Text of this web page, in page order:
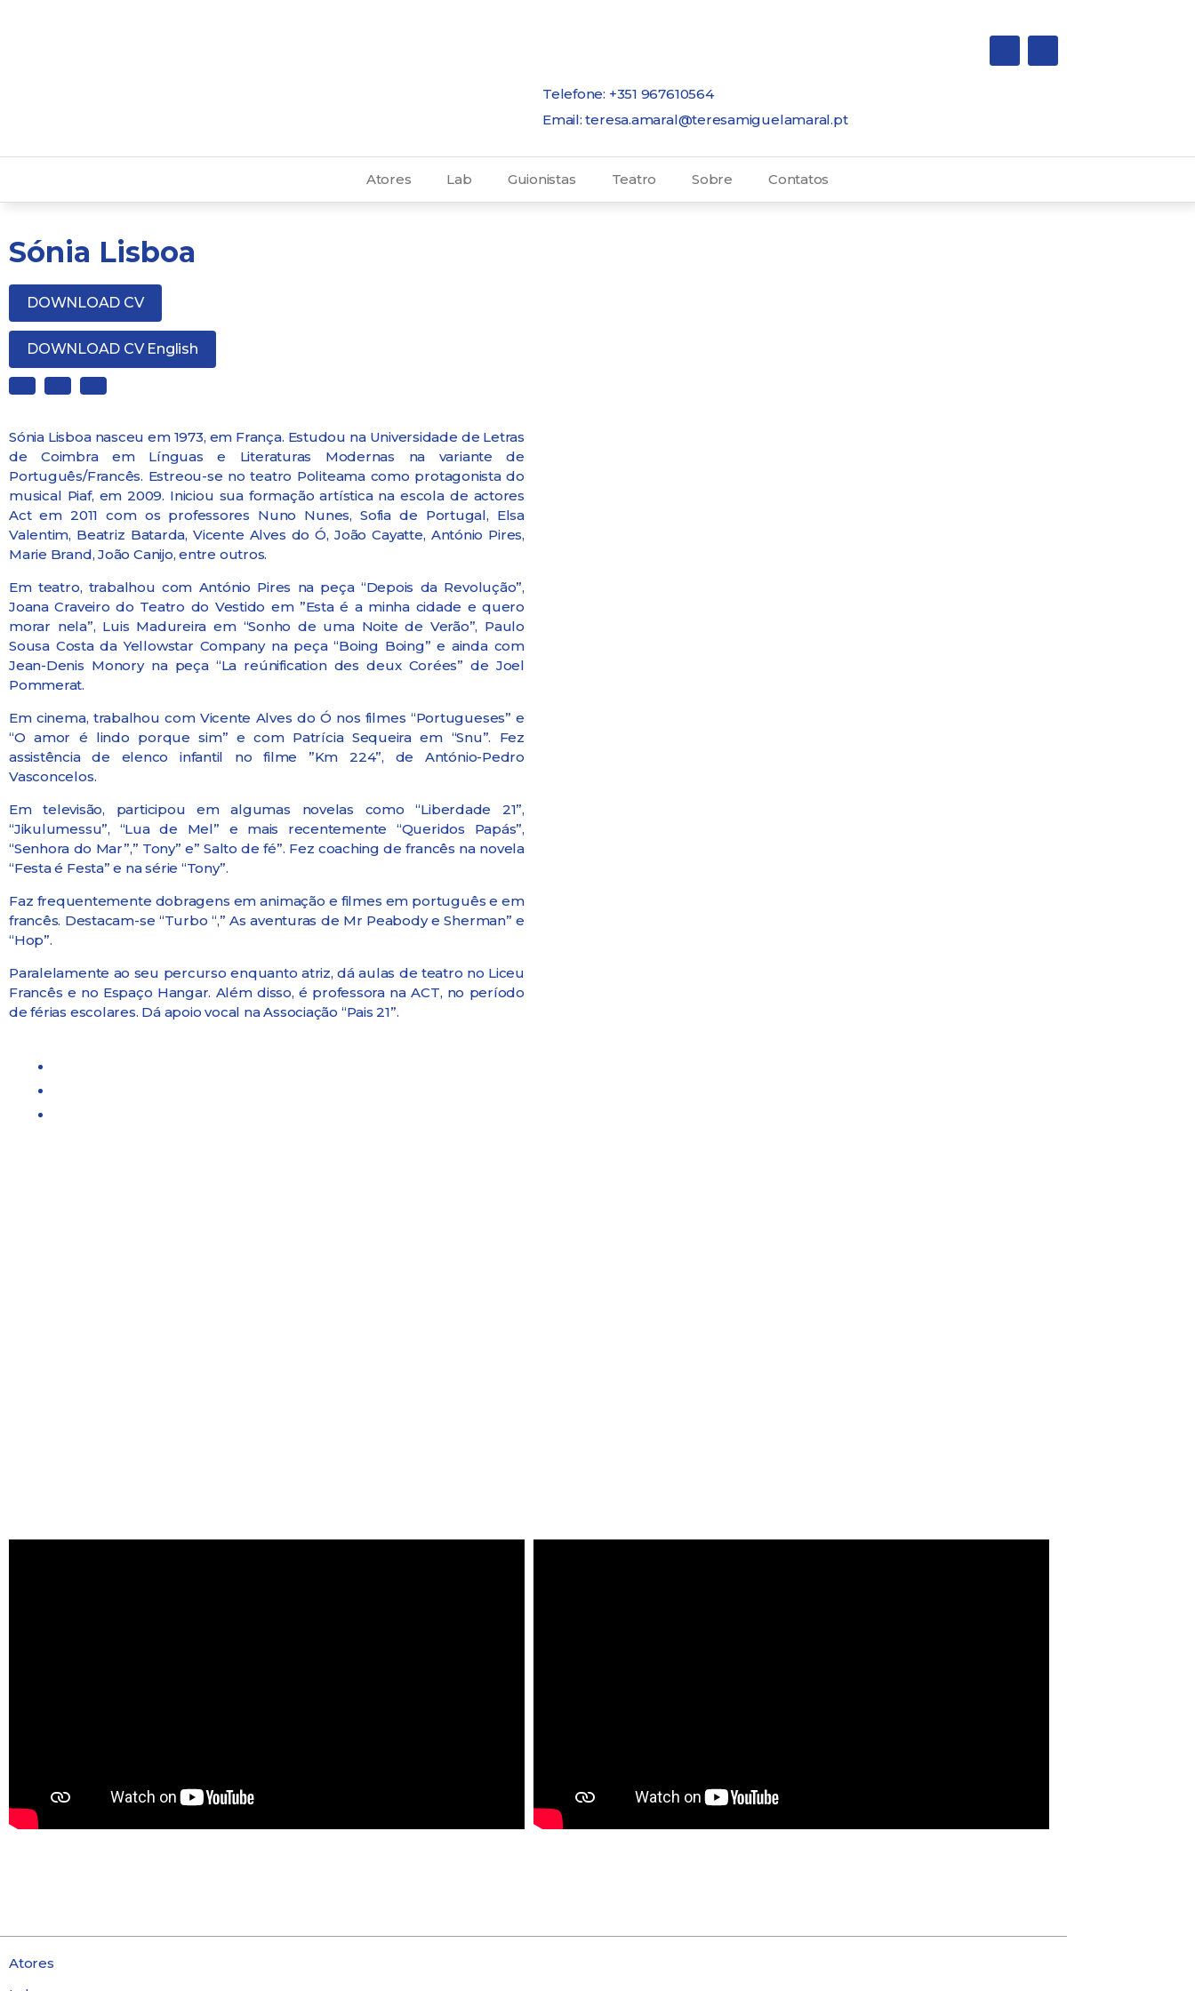
Telefone: +351 967610564
Email: teresa.amaral@teresamiguelamaral.pt
Atores Lab Guionistas Teatro Sobre Contatos
Sónia Lisboa
DOWNLOAD CV
DOWNLOAD CV English
Sónia Lisboa nasceu em 1973, em França. Estudou na Universidade de Letras
de Coimbra em Línguas e Literaturas Modernas na variante de
Português/Francês. Estreou-se no teatro Politeama como protagonista do
musical Piaf, em 2009. Iniciou sua formação artística na escola de actores
Act em 2011 com os professores Nuno Nunes, Sofia de Portugal, Elsa
Valentim, Beatriz Batarda, Vicente Alves do Ó, João Cayatte, António Pires,
Marie Brand, João Canijo, entre outros.
Em teatro, trabalhou com António Pires na peça “Depois da Revolução”,
Joana Craveiro do Teatro do Vestido em ”Esta é a minha cidade e quero
morar nela”, Luis Madureira em “Sonho de uma Noite de Verão”, Paulo
Sousa Costa da Yellowstar Company na peça “Boing Boing” e ainda com
Jean-Denis Monory na peça “La reúnification des deux Corées” de Joel
Pommerat.
Em cinema, trabalhou com Vicente Alves do Ó nos filmes “Portugueses” e
“O amor é lindo porque sim” e com Patrícia Sequeira em “Snu”. Fez
assistência de elenco infantil no filme ”Km 224”, de António-Pedro
Vasconcelos.
Em televisão, participou em algumas novelas como “Liberdade 21”,
“Jikulumessu”, “Lua de Mel” e mais recentemente “Queridos Papás”,
“Senhora do Mar”,” Tony” e” Salto de fé”. Fez coaching de francês na novela
“Festa é Festa” e na série “Tony”.
Faz frequentemente dobragens em animação e filmes em português e em
francês. Destacam-se “Turbo “,” As aventuras de Mr Peabody e Sherman” e
“Hop”.
Paralelamente ao seu percurso enquanto atriz, dá aulas de teatro no Liceu
Francês e no Espaço Hangar. Além disso, é professora na ACT, no período
de férias escolares. Dá apoio vocal na Associação “Pais 21”.
Atores